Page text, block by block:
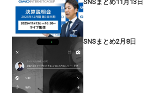
SNSまとめ11月13日
SNSまとめ2月8日